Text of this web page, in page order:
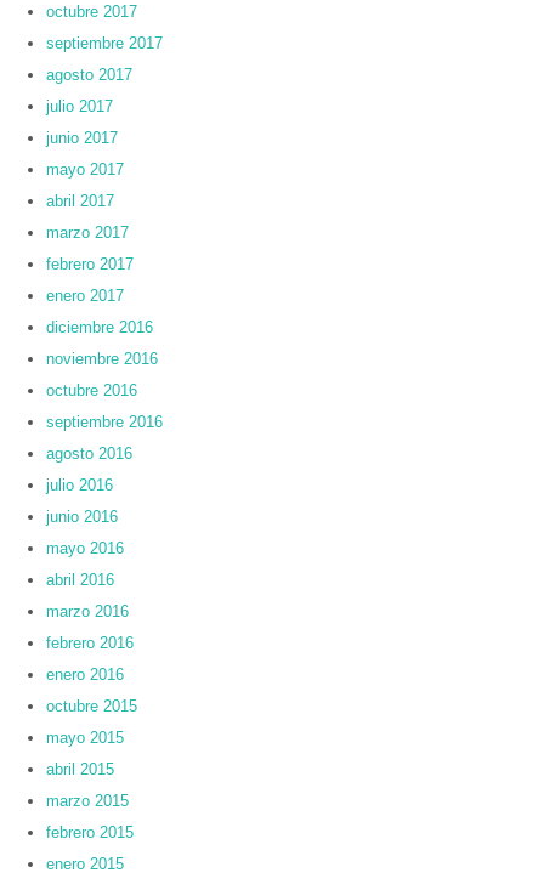
octubre 2017
septiembre 2017
agosto 2017
julio 2017
junio 2017
mayo 2017
abril 2017
marzo 2017
febrero 2017
enero 2017
diciembre 2016
noviembre 2016
octubre 2016
septiembre 2016
agosto 2016
julio 2016
junio 2016
mayo 2016
abril 2016
marzo 2016
febrero 2016
enero 2016
octubre 2015
mayo 2015
abril 2015
marzo 2015
febrero 2015
enero 2015